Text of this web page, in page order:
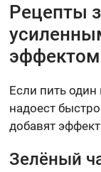
Рецепты
эффектом
Если пить
надоест
добавят
Зелёный